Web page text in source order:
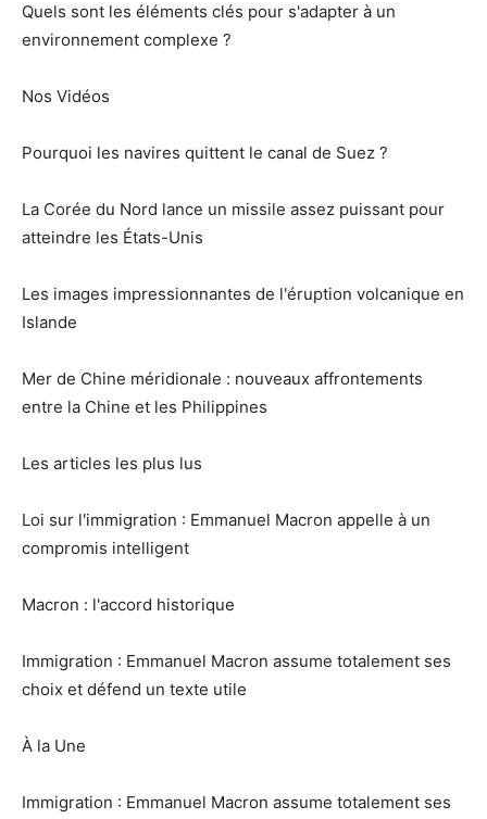
Quels sont les éléments clés pour s'adapter à un
environnement complexe ?
Nos Vidéos
Pourquoi les navires quittent le canal de Suez ?
La Corée du Nord lance un missile assez puissant pour
atteindre les États-Unis
Les images impressionnantes de l'éruption volcanique en
Islande
Mer de Chine méridionale : nouveaux affrontements
entre la Chine et les Philippines
Les articles les plus lus
Loi sur l'immigration : Emmanuel Macron appelle à un
compromis intelligent
Macron : l'accord historique
Immigration : Emmanuel Macron assume totalement ses
choix et défend un texte utile
À la Une
Immigration : Emmanuel Macron assume totalement ses